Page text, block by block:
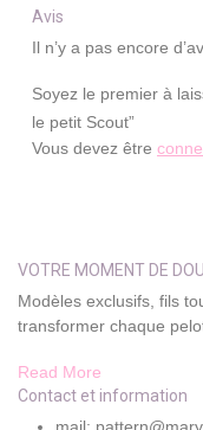
Avis
Il n’y a pas encore
Soyez le premier à
le petit Scout”
Vous devez être
VOTRE MOMENT DE
Modèles exclusifs, fils
transformer chaque
Read More
Contact et information